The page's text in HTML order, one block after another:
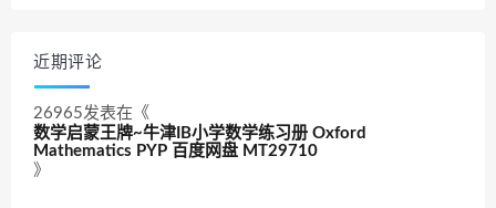
近期评论
26965发表在《
数学启蒙王牌~牛津IB小学数学练习册 Oxford
Mathematics PYP 百度网盘 MT29710
》